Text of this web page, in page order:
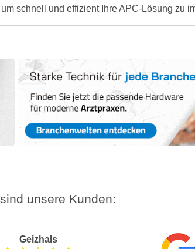
schnell und effizient Ihre APC-Lösung zu
unsere Kunden:
Geizhals